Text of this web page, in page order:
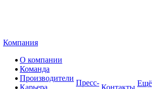
Компания
О компании
Команда
Производители
Карьера
Пресс-
Контакты Ещё